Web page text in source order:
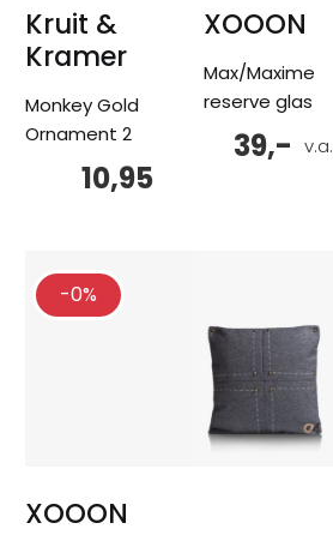
Kruit &
Kramer
Monkey Gold
Ornament 2
10,95
XOOON
Max/Maxime
reserve glas
v.a.
39,-
-0%
XOOON